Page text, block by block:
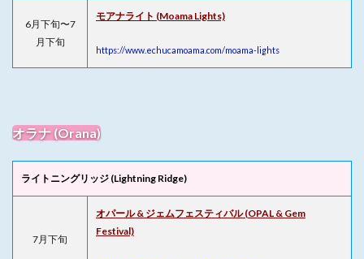
6月下旬〜7
月下旬
モアナライト (Moama Lights)
https://www.echucamoama.com/moama-lights
オラナ (Orana)
ライトニングリッジ (Lightning Ridge)
7月下旬
オパール & ジェムフェスティバル (OPAL & Gem
Festival)